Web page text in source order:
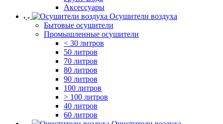
Аксессуары
Осушители воздуха
Бытовые осушители
Промышленные осушители
< 30 литров
50 литров
70 литров
80 литров
90 литров
100 литров
> 100 литров
40 литров
60 литров